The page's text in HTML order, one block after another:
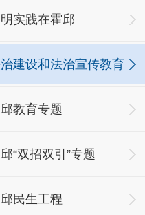
实践在霍邱
建设和法治宣传教育
教育专题
“双招双引”专题
民生工程